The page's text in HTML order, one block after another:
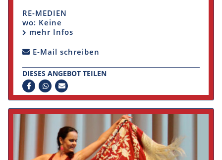
RE-MEDIEN
wo: Keine
mehr Infos
E-Mail schreiben
DIESES ANGEBOT TEILEN